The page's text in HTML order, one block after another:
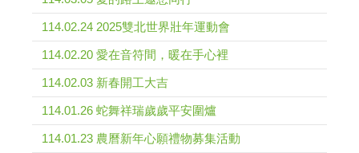
114.02.24 2025雙北世界壯年運動會
114.02.20 愛在音符間，暖在手心裡
114.02.03 新春開工大吉
114.01.26 蛇舞祥瑞歲歲平安圍爐
114.01.23 農曆新年心願禮物募集活動